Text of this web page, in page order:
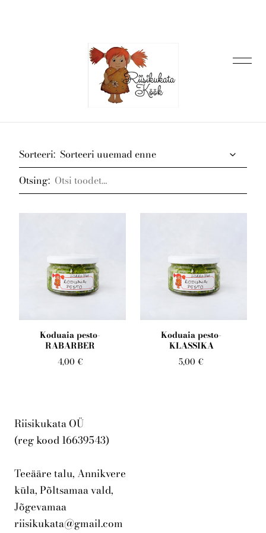
E-pood
Kontakt
Sorteeri:
Otsing:
Koduaia pesto-
RABARBER
4,00 €
Koduaia pesto-
KLASSIKA
5,00 €
Riisikukata OÜ
(reg kood 16639543)
Teeääre talu, Annikvere
küla, Põltsamaa vald,
Jõgevamaa
riisikukata@gmail.com